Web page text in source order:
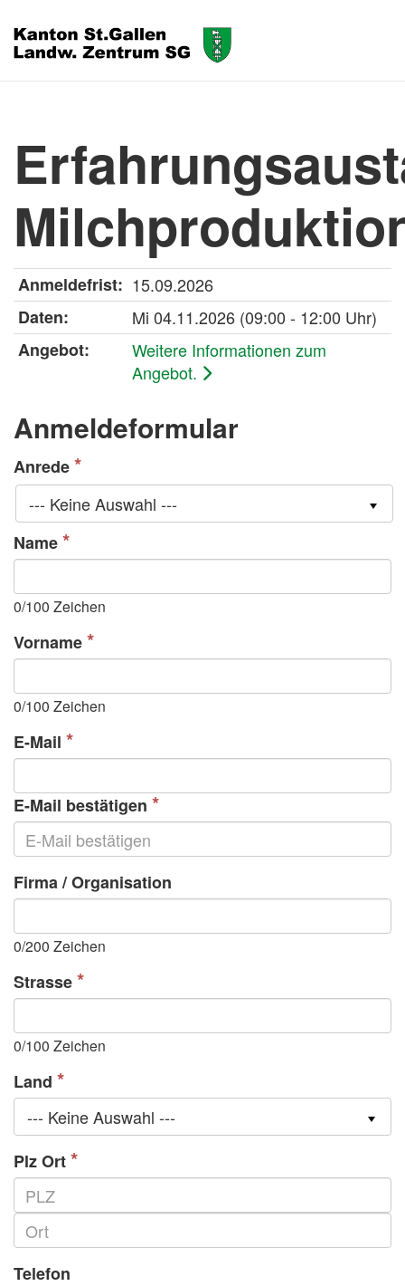
Anmeldefrist: 15.09.2026
Daten:
Mi 04.11.2026 (09:00 - 12:00 Uhr)
Angebot:
Weitere Informationen zum
Angebot.
Anmeldeformular
Anrede
--- Keine Auswahl ---
Name
0/100 Zeichen
Vorname
0/100 Zeichen
E-Mail
E-Mail bestätigen
Firma / Organisation
0/200 Zeichen
Strasse
0/100 Zeichen
Land
--- Keine Auswahl ---
Plz Ort
Telefon